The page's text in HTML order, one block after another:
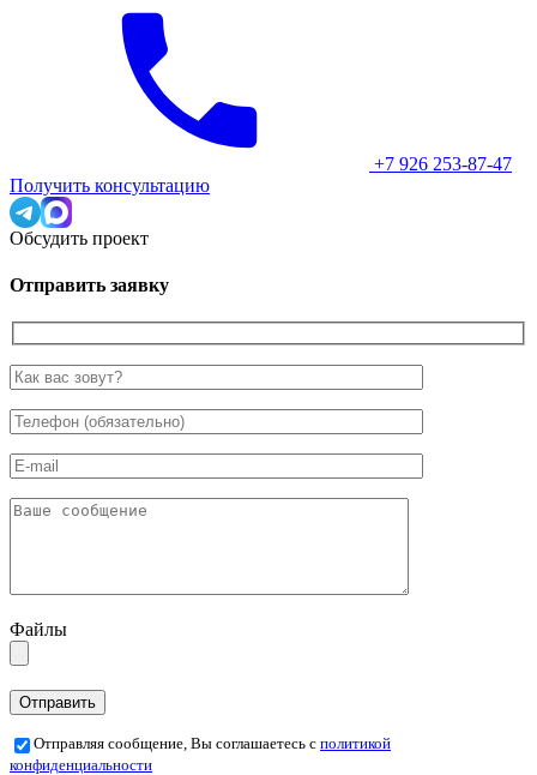
+7 926 253-87-47
Получить консультацию
Обсудить проект
Отправить заявку
Файлы
Отправляя сообщение, Вы соглашаетесь с политикой
конфиденциальности